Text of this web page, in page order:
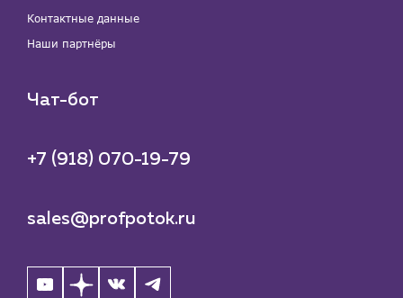
Контактные данные
Наши партнёры
Чат-бот
+7 (918) 070-19-79
sales@profpotok.ru